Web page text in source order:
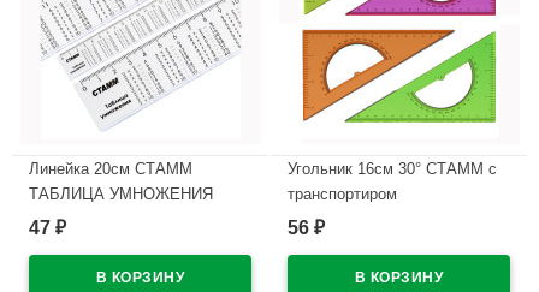
Линейка 20см СТАММ
ТАБЛИЦА УМНОЖЕНИЯ
арт.ЛС02
47 ₽
Угольник 16см 30° СТАММ с
транспортиром
флюоресцентные отливная
56 ₽